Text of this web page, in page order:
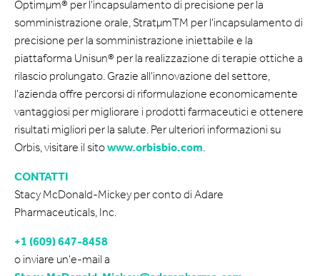
Optimµm® per l'incapsulamento di precisione per la
somministrazione orale, StratµmTM per l'incapsulamento di
precisione per la somministrazione iniettabile e la
piattaforma Unisun® per la realizzazione di terapie ottiche a
rilascio prolungato. Grazie all'innovazione del settore,
l'azienda offre percorsi di riformulazione economicamente
vantaggiosi per migliorare i prodotti farmaceutici e ottenere
risultati migliori per la salute. Per ulteriori informazioni su
Orbis, visitare il sitowww.orbisbio.com.
CONTATTI
Stacy McDonald-Mickey per conto di Adare
Pharmaceuticals, Inc.
+1 (609) 647-8458
o inviare un'e-mail a